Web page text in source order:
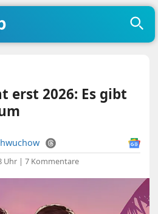
erst 2026: Es gibt
Uhr |7 Kommentare